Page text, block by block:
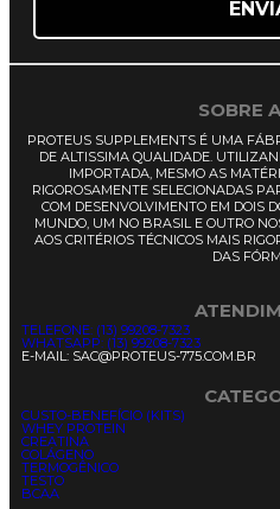
SOBRE
PROTEUS SUPPLEMENTS É UMA
DE ALTISSIMA QUALIDADE.
IMPORTADA, MESMO AS
RIGOROSAMENTE SELECIONADAS
COM DESENVOLVIMENTO EM DOIS
MUNDO, UM NO BRASIL E OUTRO
AOS CRITÉRIOS TÉCNICOS MAIS
DAS
TELEFONE: (13) 99208-7323
WHATSAPP: (13) 99208-7323
E-MAIL: SAC@PROTEUS-775.COM.BR
CUSTO-BENEFÍCIO (KITS)
WHEY PROTEIN
CREATINA
COLÁGENO
TERMOGÊNICO
TESTO
BCAA